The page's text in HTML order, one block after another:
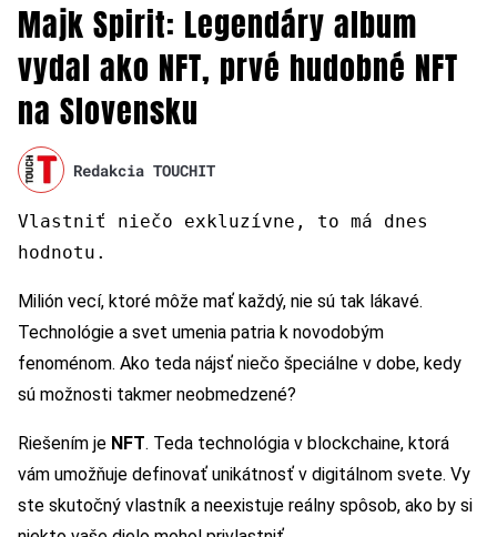
Majk Spirit: Legendáry album
vydal ako NFT, prvé hudobné NFT
na Slovensku
Redakcia TOUCHIT
Vlastniť niečo exkluzívne, to má dnes
hodnotu.
Milión vecí, ktoré môže mať každý, nie sú tak lákavé.
Technológie a svet umenia patria k novodobým
fenoménom. Ako teda nájsť niečo špeciálne v dobe, kedy
sú možnosti takmer neobmedzené?
Riešením je NFT. Teda technológia v blockchaine, ktorá
vám umožňuje definovať unikátnosť v digitálnom svete. Vy
ste skutočný vlastník a neexistuje reálny spôsob, ako by si